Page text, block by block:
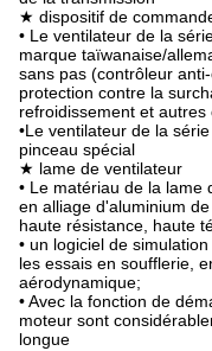
★ dispositif de
• Le ventilateur de la
marque taïwanaise/
sans pas (contrôleur
protection contre la
refroidissement et autres
•Le ventilateur de la
pinceau spécial
★ lame de ventilateur
• Le matériau de la
en alliage d'aluminium
haute résistance, haute
• un logiciel de
les essais en soufflerie,
aérodynamique;
• Avec la fonction de
moteur sont
longue